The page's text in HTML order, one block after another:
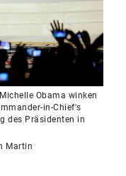
Obama winken
in-Chief's
des Präsidenten in
Martin